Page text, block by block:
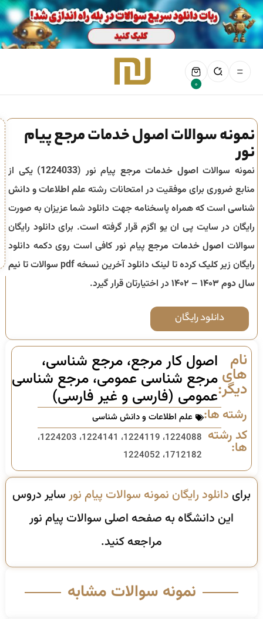
0
نمونه سوالات اصول خدمات مرجع پیام
نور
نمونه سوالات اصول خدمات مرجع پیام نور (1224033) یکی از
منابع ضروری برای موفقیت در امتحانات رشته علم اطلاعات و دانش
شناسی است که همراه پاسخنامه جهت دانلود شما عزیزان به صورت
رایگان در سایت پی ان یو اگزم قرار گرفته است. برای دانلود رایگان
سوالات اصول خدمات مرجعپیام نور کافی است روی دکمه دانلود
رایگان زیر کلیک کرده تا لینک دانلود آخرین نسخه pdf سوالات تا
نیم
سال دوم ۱۴۰۳ – ۱۴۰۲
در اختیارتان قرار گیرد.
دانلود رایگان
نام
های
دیگر:
اصول کار مرجع، مرجع شناسی،
مرجع شناسی عمومی، مرجع شناسی
عمومی (فارسی و غیر فارسی)
رشته ها: علم اطلاعات و دانش شناسی
کد رشته
ها:
1224088، 1224119، 1224141، 1224203،
1712182، 1224052
برای دانلود رایگان نمونه سوالات پیام نورسایر دروس
این دانشگاه به صفحه اصلی سوالات پیام نور
مراجعه کنید.
نمونه سوالات مشابه